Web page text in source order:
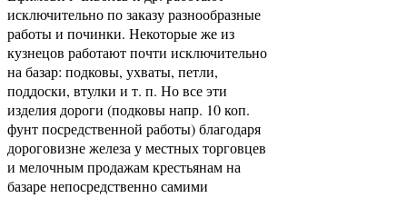
исключительно по заказу разнообразные
работы и починки. Некоторые же из
кузнецов работают почти исключительно
на базар: подковы, ухваты, петли,
поддоски, втулки и т. п. Но все эти
изделия дороги (подковы напр. 10 коп.
фунт посредственной работы) благодаря
дороговизне железа у местных торговцев
и мелочным продажам крестьянам на
базаре непосредственно самими